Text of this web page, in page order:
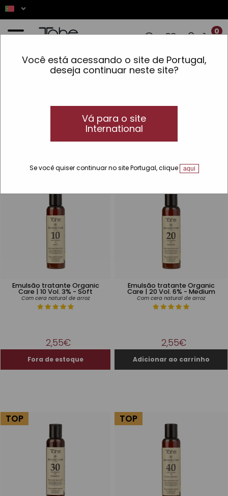
Você está acessando o site de Portugal,
deseja continuar neste site?
Vá para o site
International
Se você quiser continuar no site Portugal, clique aqui
0
ENTRE 7 E 16 DE AGOSTO
Creme oxigenado para tinturaria
Peróxido de hidrogénio em creme para
colorações capilares profissionais
Descubra a melhor água oxigenada em creme para coloração
Emulsão tratante Organic
Care | 10 Vol. 3% - Soft
Com cera natural de arroz
2,55€
Emulsão tratante Organic
Care | 20 Vol. 6% - Medium
Com cera natural de arroz
2,55€
TOP TOP